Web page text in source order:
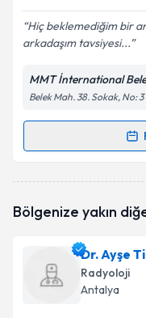
Hiç beklemediğim bir
arkadaşım tavsiyesi...
MMT İnternational
Belek Mah. 38. Sokak, No:
Randevu
talebi oluşturun.
bilgilendireceğiz.
E-posta Adresiniz
Bölgenize yakın
Dr. Ayşe
Radyoloji
Antalya